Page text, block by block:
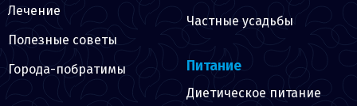
Лечение
Полезные советы
Города-побратимы
Частные усадьбы
Питание
Диетическое питание